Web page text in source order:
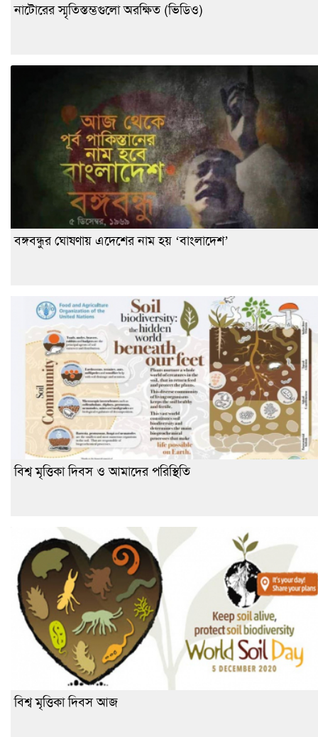
নাটোরের স্মৃতিস্তম্ভগুলো অরক্ষিত (ভিডিও)
বঙ্গবন্ধুর ঘোষণায় এদেশের নাম হয় ‘বাংলাদেশ’
বিশ্ব মৃত্তিকা দিবস ও আমাদের পরিস্থিতি
বিশ্ব মৃত্তিকা দিবস আজ